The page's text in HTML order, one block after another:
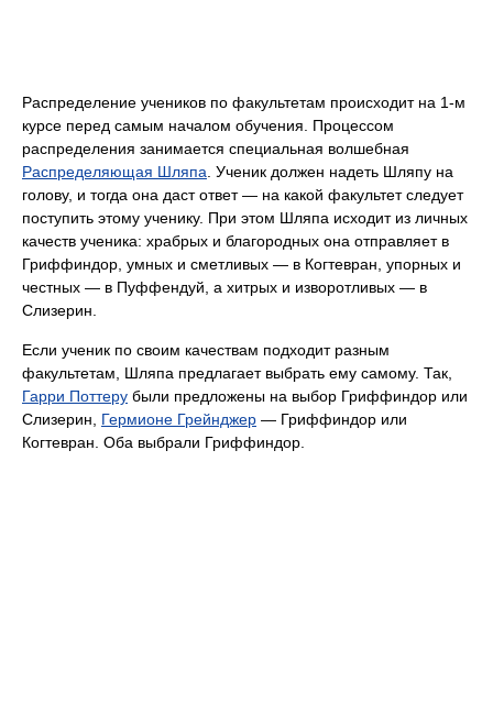
Распределение учеников по факультетам происходит на 1-м
курсе перед самым началом обучения. Процессом
распределения занимается специальная волшебная
Распределяющая Шляпа. Ученик должен надеть Шляпу на
голову, и тогда она даст ответ — на какой факультет следует
поступить этому ученику. При этом Шляпа исходит из личных
качеств ученика: храбрых и благородных она отправляет в
Гриффиндор, умных и сметливых — в Когтевран, упорных и
честных — в Пуффендуй, а хитрых и изворотливых — в
Слизерин.
Если ученик по своим качествам подходит разным
факультетам, Шляпа предлагает выбрать ему самому. Так,
Гарри Поттеру были предложены на выбор Гриффиндор или
Слизерин, Гермионе Грейнджер — Гриффиндор или
Когтевран. Оба выбрали Гриффиндор.